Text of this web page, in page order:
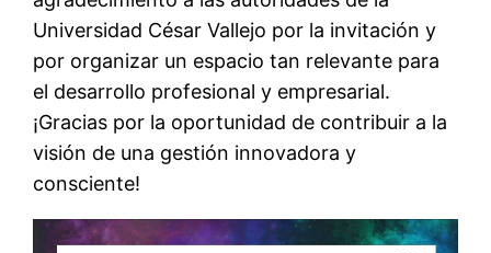
Universidad César Vallejo por la invitación y
por organizar un espacio tan relevante para
el desarrollo profesional y empresarial.
¡Gracias por la oportunidad de contribuir a la
visión de una gestión innovadora y
consciente!